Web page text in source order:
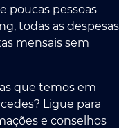
poucas pessoas
todas as despesas
mensais sem
que temos em
Ligue para
e conselhos